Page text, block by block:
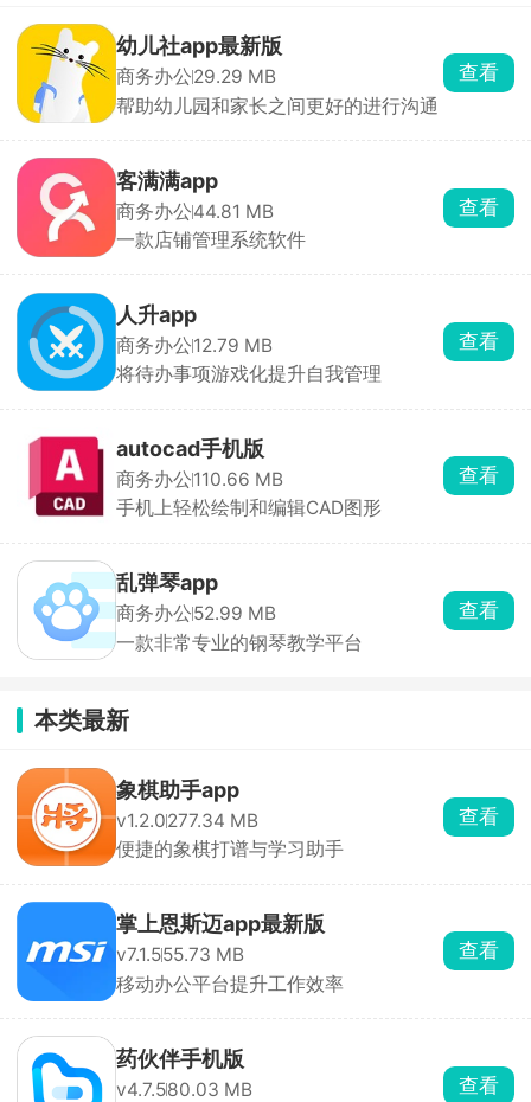
幼儿社app最新版
商务办公29.29 MB
帮助幼儿园和家长之间更好的进行沟通
查看
客满满app
商务办公44.81 MB
一款店铺管理系统软件
查看
人升app
商务办公12.79 MB
将待办事项游戏化提升自我管理
查看
autocad手机版
商务办公110.66 MB
手机上轻松绘制和编辑CAD图形
查看
乱弹琴app
商务办公52.99 MB
一款非常专业的钢琴教学平台
查看
本类最新
象棋助手app
v1.2.0277.34 MB
便捷的象棋打谱与学习助手
查看
掌上恩斯迈app最新版
v7.1.555.73 MB
移动办公平台提升工作效率
查看
药伙伴手机版
v4.7.580.03 MB
查看